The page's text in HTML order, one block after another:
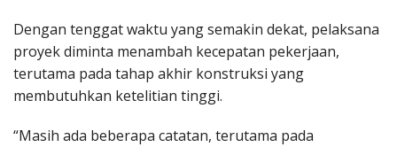
Dengan tenggat waktu yang semakin dekat, pelaksana
proyek diminta menambah kecepatan pekerjaan,
terutama pada tahap akhir konstruksi yang
membutuhkan ketelitian tinggi.
“Masih ada beberapa catatan, terutama pada